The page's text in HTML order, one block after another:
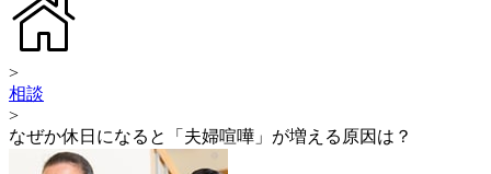
>
相談
>
なぜか休日になると「夫婦喧嘩」が増える原因は？